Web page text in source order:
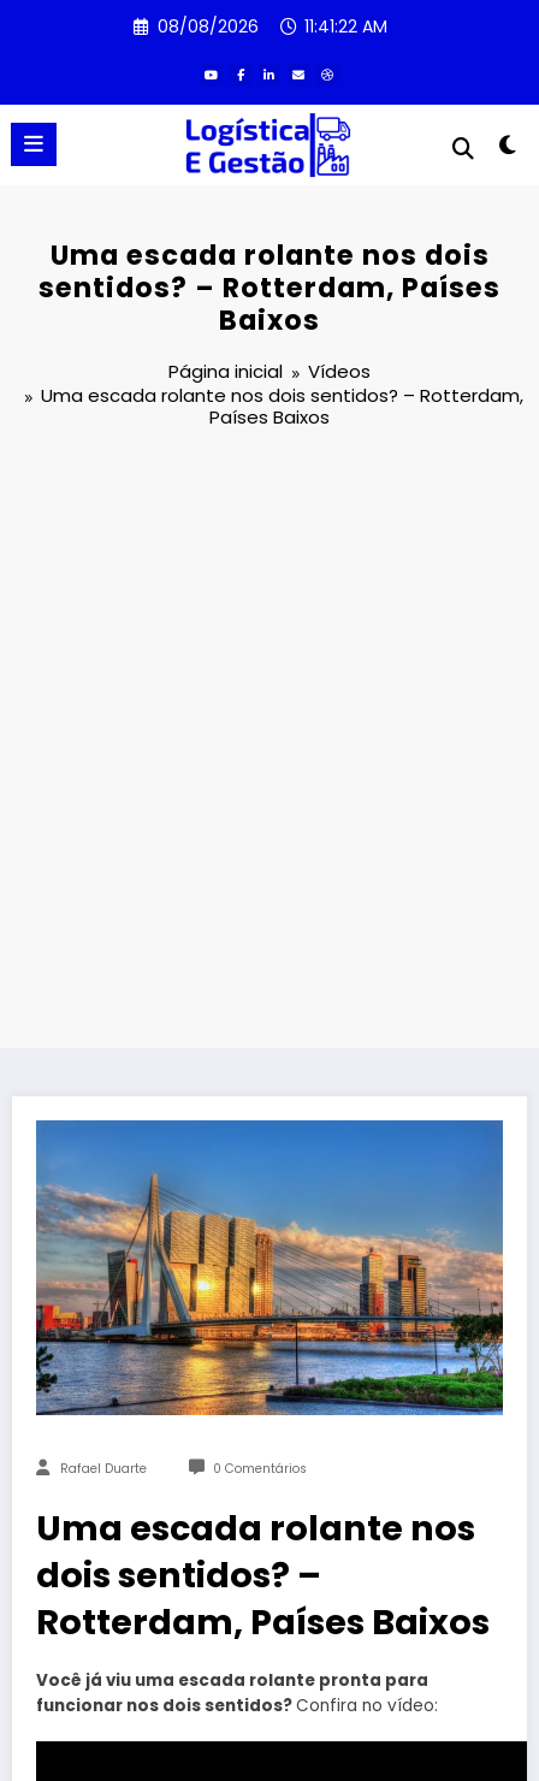
08/08/2026 11:41:23 AM
Uma escada rolante nos dois
sentidos? – Rotterdam, Países
Baixos
Página inicial
Vídeos
Uma escada rolante nos dois sentidos? – Rotterdam,
Países Baixos
Rafael Duarte 0 Comentários
Uma escada rolante nos
dois sentidos? –
Rotterdam, Países Baixos
Você já viu uma escada rolante pronta para
funcionar nos dois sentidos?Confira no vídeo: